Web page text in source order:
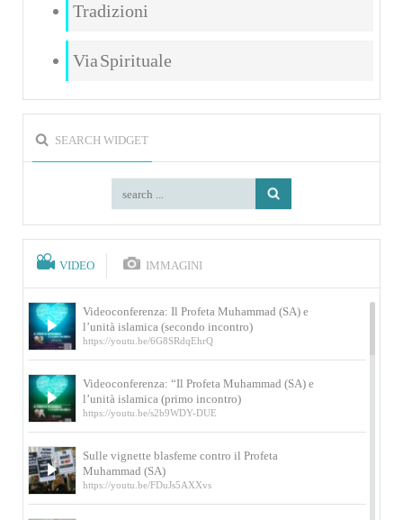
Tradizioni
Via Spirituale
SEARCH WIDGET
VIDEO IMMAGINI
Videoconferenza: Il Profeta Muhammad (SA) e
l’unità islamica (secondo incontro)
https://youtu.be/6G8SRdqEhrQ
Videoconferenza: “Il Profeta Muhammad (SA) e
l’unità islamica (primo incontro)
https://youtu.be/s2b9WDY-DUE
Sulle vignette blasfeme contro il Profeta
Muhammad (SA)
https://youtu.be/FDuJs5AXXvs